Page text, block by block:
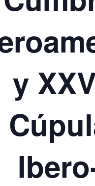
y